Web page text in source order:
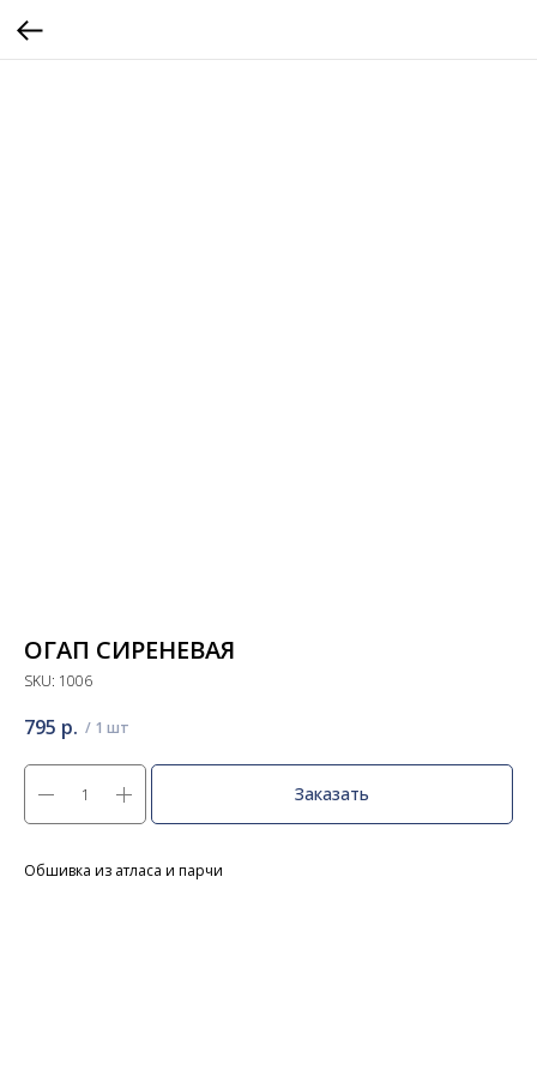
ОГАП СИРЕНЕВАЯ
SKU: 1006
795 р.
Заказать
Обшивка из атласа и парчи